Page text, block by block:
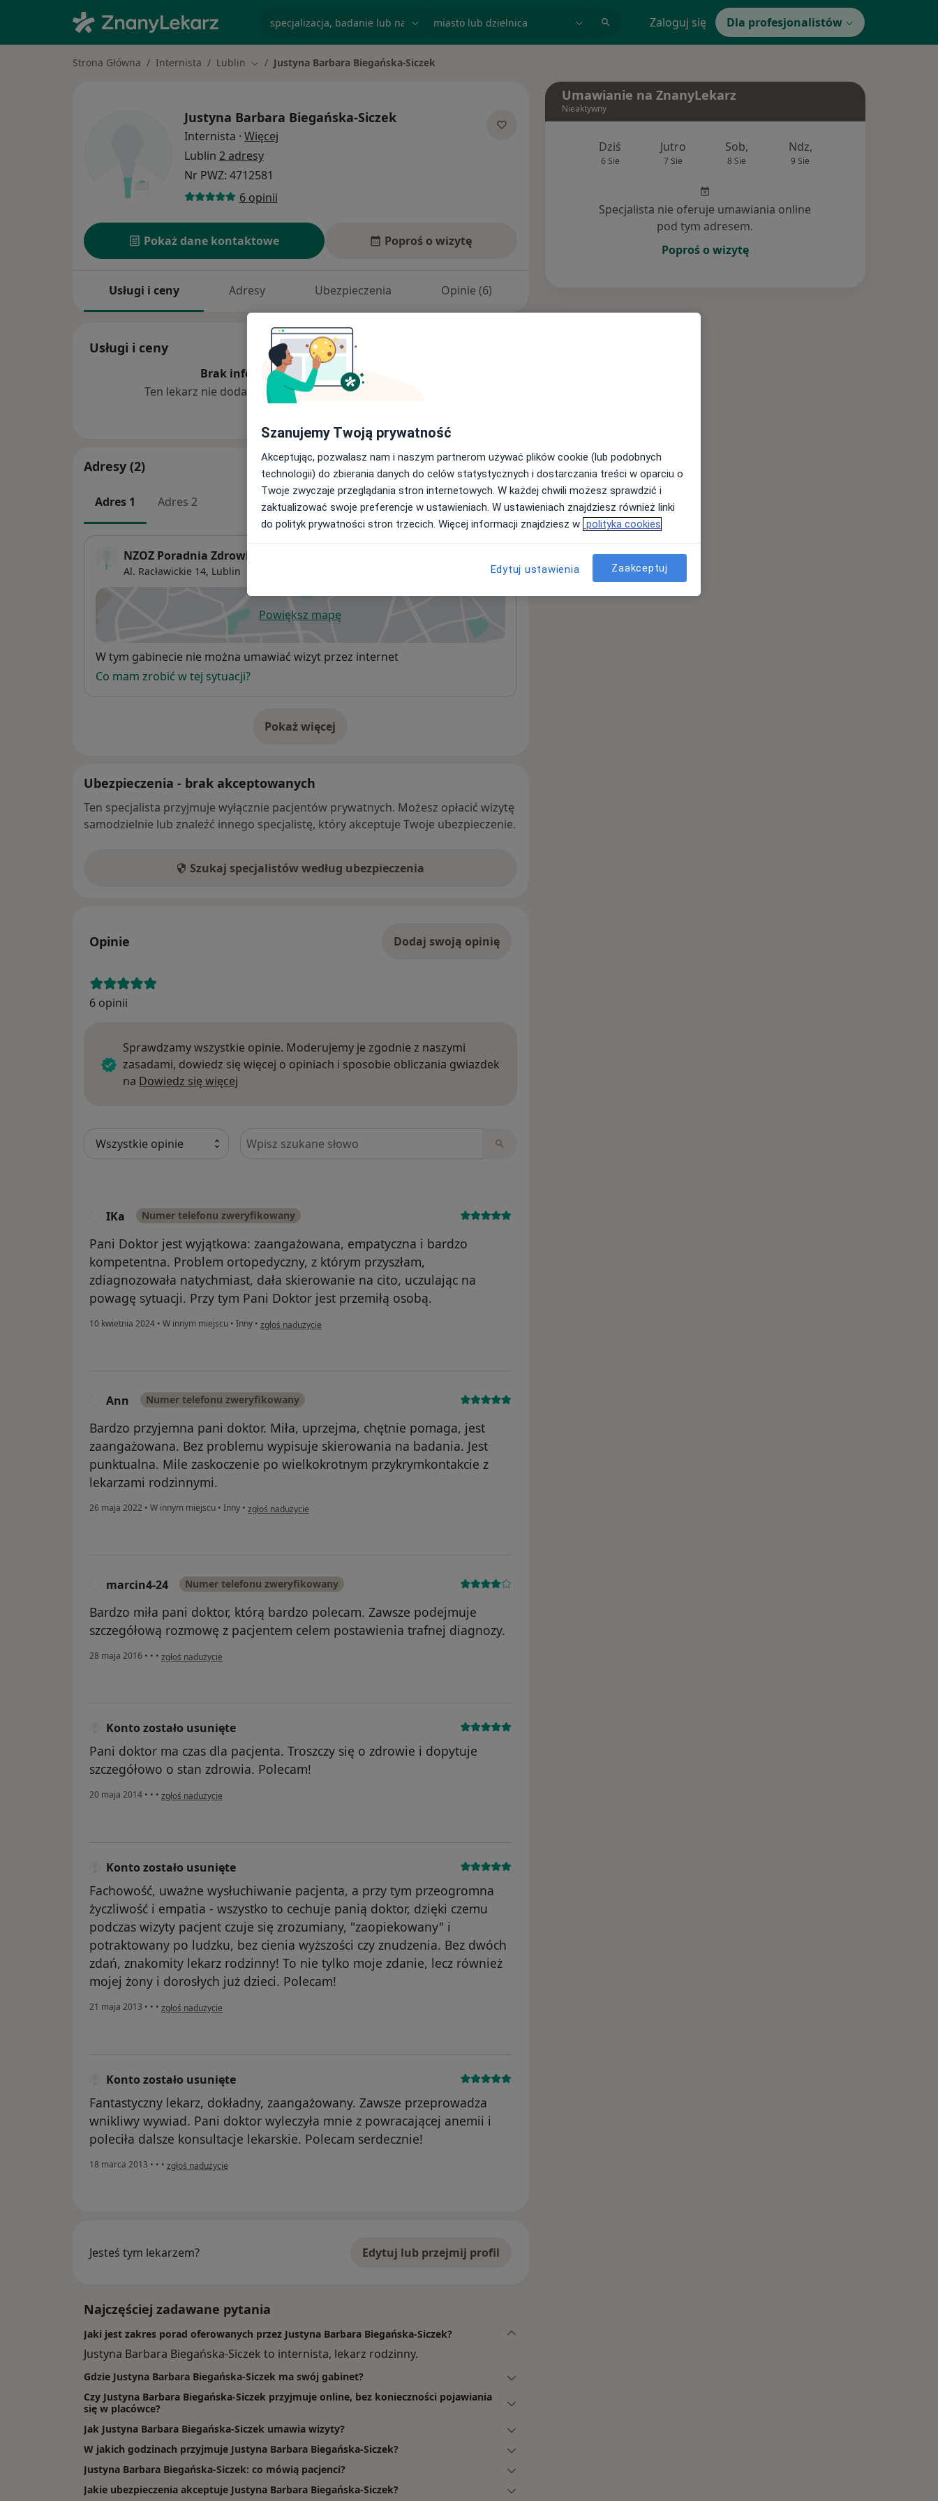
Zaloguj się Dla profesjonalistów
Strona Główna Internista Lublin Zmień miasto
Justyna Barbara Biegańska-Siczek
Justyna Barbara Biegańska-Siczek
Internista · Więcej
Lublin 2 adresy
Nr PWZ: 4712581
6 opinii
Pokaż dane kontaktowe Poproś o wizytę
Usługi i ceny Adresy Ubezpieczenia Opinie (6)
Usługi i ceny
Brak informacji o usługach i cenach
Ten lekarz nie dodał jeszcze informacji o usługach i cenach.
Adresy (2)
Adres 1 Adres 2
NZOZ Poradnia Zdrowia KUL
Al. Racławickie 14, Lublin
Powiększ mapęotwiera się w nowej karcie
Dostępność
W tym gabinecie nie można umawiać wizyt przez internet
Co mam zrobić w tej sytuacji?
Pokaż więcej
o adresie
Ubezpieczenia - brak akceptowanych
Ten specjalista przyjmuje wyłącznie pacjentów prywatnych. Możesz opłacić wizytę
samodzielnie lub znaleźć innego specjalistę, który akceptuje Twoje ubezpieczenie.
Szukaj specjalistów według ubezpieczenia
Opinie Dodaj swoją opinię
6 opinii
Sprawdzamy wszystkie opinie. Moderujemy je zgodnie z naszymi
zasadami, dowiedz się więcej o opiniach i sposobie obliczania gwiazdek
na Dowiedz się więcej
Szukaj w opiniach
IKa Numer telefonu zweryfikowany
Pani Doktor jest wyjątkowa: zaangażowana, empatyczna i bardzo
kompetentna. Problem ortopedyczny, z którym przyszłam,
zdiagnozowała natychmiast, dała skierowanie na cito, uczulając na
powagę sytuacji. Przy tym Pani Doktor jest przemiłą osobą.
10 kwietnia 2024 • W innym miejscu • Inny • w opinii użytkownika IKa
zgłoś nadużycie
Ann Numer telefonu zweryfikowany
Bardzo przyjemna pani doktor. Miła, uprzejma, chętnie pomaga, jest
zaangażowana. Bez problemu wypisuje skierowania na badania. Jest
punktualna. Mile zaskoczenie po wielkokrotnym przykrymkontakcie z
lekarzami rodzinnymi.
26 maja 2022 • W innym miejscu • Inny • w opinii użytkownika Ann
zgłoś nadużycie
marcin4-24 Numer telefonu zweryfikowany
Bardzo miła pani doktor, którą bardzo polecam. Zawsze podejmuje
szczegółową rozmowę z pacjentem celem postawienia trafnej diagnozy.
28 maja 2016 • • • w opinii użytkownika marcin4-24
zgłoś nadużycie
Konto zostało usunięte
Pani doktor ma czas dla pacjenta. Troszczy się o zdrowie i dopytuje
szczegółowo o stan zdrowia. Polecam!
20 maja 2014 • • • w opinii użytkownika Konto zostało usunięte
zgłoś nadużycie
Konto zostało usunięte
Fachowość, uważne wysłuchiwanie pacjenta, a przy tym przeogromna
życzliwość i empatia - wszystko to cechuje panią doktor, dzięki czemu
podczas wizyty pacjent czuje się zrozumiany, "zaopiekowany" i
potraktowany po ludzku, bez cienia wyższości czy znudzenia. Bez dwóch
zdań, znakomity lekarz rodzinny! To nie tylko moje zdanie, lecz również
mojej żony i dorosłych już dzieci. Polecam!
21 maja 2013 • • • w opinii użytkownika Konto zostało usunięte
zgłoś nadużycie
Konto zostało usunięte
Fantastyczny lekarz, dokładny, zaangażowany. Zawsze przeprowadza
wnikliwy wywiad. Pani doktor wyleczyła mnie z powracającej anemii i
poleciła dalsze konsultacje lekarskie. Polecam serdecznie!
18 marca 2013 • • • w opinii użytkownika Konto zostało usunięte
zgłoś nadużycie
Jesteś tym lekarzem? Edytuj lub przejmij profil
Najczęściej zadawane pytania
Jaki jest zakres porad oferowanych przez Justyna Barbara Biegańska-Siczek?
Justyna Barbara Biegańska-Siczek to internista, lekarz rodzinny.
Gdzie Justyna Barbara Biegańska-Siczek ma swój gabinet?
Czy Justyna Barbara Biegańska-Siczek przyjmuje online, bez konieczności pojawiania
się w placówce?
Jak Justyna Barbara Biegańska-Siczek umawia wizyty?
W jakich godzinach przyjmuje Justyna Barbara Biegańska-Siczek?
Justyna Barbara Biegańska-Siczek: co mówią pacjenci?
Jakie ubezpieczenia akceptuje Justyna Barbara Biegańska-Siczek?
Umawianie na ZnanyLekarz
Nieaktywny
Dziś
6 Sie
Jutro
7 Sie
Sob,
8 Sie
Ndz,
9 Sie
Specjalista nie oferuje umawiania online
pod tym adresem.
Poproś o wizytę
Szanujemy Twoją prywatność
Akceptując, pozwalasz nam i naszym partnerom używać plików cookie (lub podobnych
technologii) do zbierania danych do celów statystycznych i dostarczania treści w oparciu o
Twoje zwyczaje przeglądania stron internetowych. W każdej chwili możesz sprawdzić i
zaktualizować swoje preferencje w ustawieniach. W ustawieniach znajdziesz również linki
do polityk prywatności stron trzecich. Więcej informacji znajdziesz w polityka cookies
Edytuj ustawienia Zaakceptuj